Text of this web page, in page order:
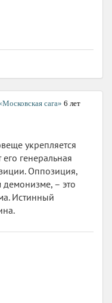
сага» 6 лет
укрепляется
генеральная
Оппозиция,
– это
Истинный